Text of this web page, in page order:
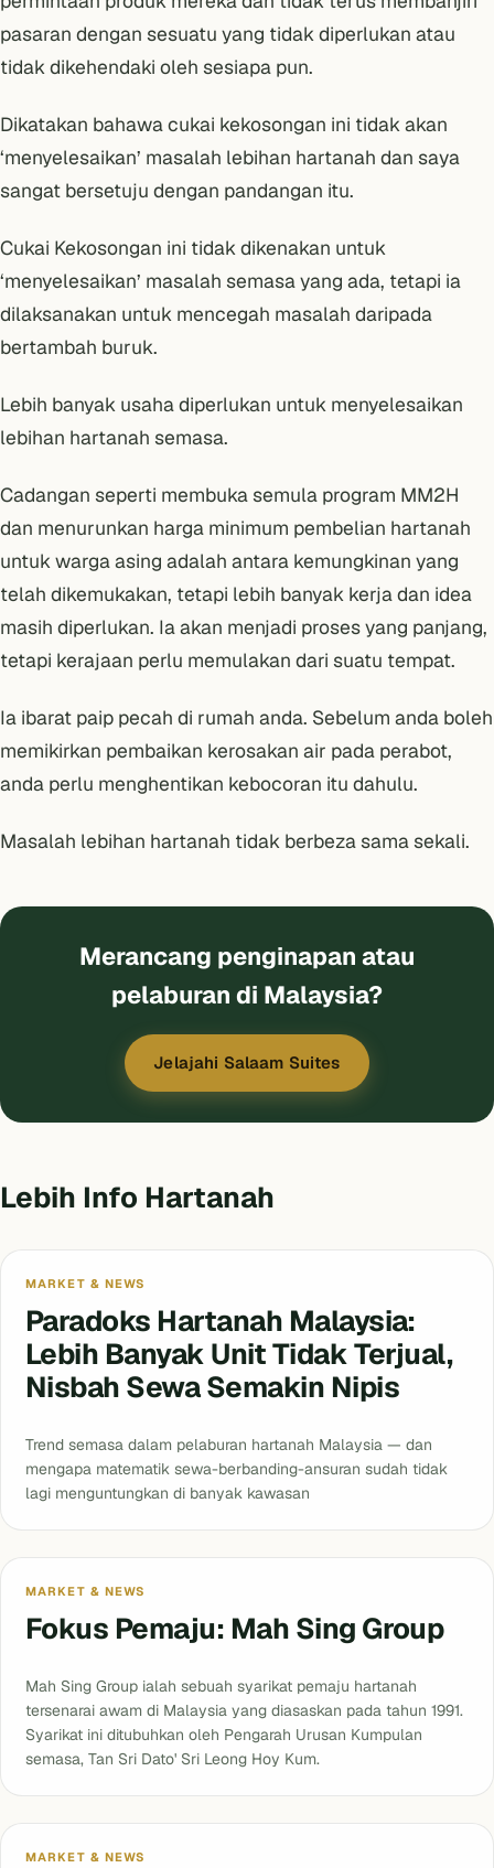
pasaran dengan sesuatu yang tidak diperlukan atau
tidak dikehendaki oleh sesiapa pun.
Dikatakan bahawacukai kekosongan ini tidak akan
‘menyelesaikan’ masalah lebihan hartanah dan saya
sangat bersetuju dengan pandangan itu.
Cukai Kekosongan ini tidak dikenakan untuk
‘menyelesaikan’ masalah semasa yang ada, tetapi ia
dilaksanakan untuk mencegah masalah daripada
bertambah buruk.
Lebih banyak usaha diperlukan untuk menyelesaikan
lebihan hartanah semasa.
Cadangan seperti membuka semula program MM2H
dan menurunkan harga minimum pembelian hartanah
untuk warga asing adalah antara kemungkinan yang
telah dikemukakan, tetapi lebih banyak kerja dan idea
masih diperlukan. Ia akan menjadi proses yang panjang,
tetapi kerajaan perlu memulakan dari suatu tempat.
Ia ibarat paip pecah di rumah anda. Sebelum anda boleh
memikirkan pembaikan kerosakan air pada perabot,
anda perlu menghentikan kebocoran itu dahulu.
Masalah lebihan hartanah tidak berbeza sama sekali.
Merancang penginapan atau
pelaburan di Malaysia?
Jelajahi Salaam Suites
Lebih Info Hartanah
MARKET & NEWS
Paradoks Hartanah Malaysia:
Lebih Banyak Unit Tidak Terjual,
Nisbah Sewa Semakin Nipis
Trend semasa dalam pelaburan hartanah Malaysia — dan
mengapa matematik sewa-berbanding-ansuran sudah tidak
lagi menguntungkan di banyak kawasan
MARKET & NEWS
Fokus Pemaju: Mah Sing Group
Mah Sing Group ialah sebuah syarikat pemaju hartanah
tersenarai awam di Malaysia yang diasaskan pada tahun 1991.
Syarikat ini ditubuhkan oleh Pengarah Urusan Kumpulan
semasa, Tan Sri Dato' Sri Leong Hoy Kum.
MARKET & NEWS